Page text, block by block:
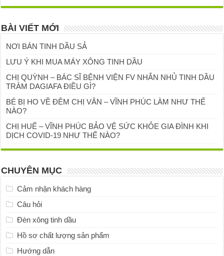
BÀI VIẾT MỚI
NƠI BÁN TINH DẦU SẢ
LƯU Ý KHI MUA MÁY XÔNG TINH DẦU
CHỊ QUỲNH – BÁC SĨ BỆNH VIỆN FV NHẮN NHỦ TINH DẦU
TRÀM DAGIAFA ĐIỀU GÌ?
BÉ BỊ HO VỀ ĐÊM CHỊ VÂN – VĨNH PHÚC LÀM NHƯ THẾ
NÀO?
CHỊ HUẾ – VĨNH PHÚC BẢO VỆ SỨC KHỎE GIA ĐÌNH KHI
DỊCH COVID-19 NHƯ THẾ NÀO?
CHUYÊN MỤC
Cảm nhận khách hàng
Câu hỏi
Đèn xông tinh dầu
Hồ sơ chất lượng sản phẩm
Hướng dẫn